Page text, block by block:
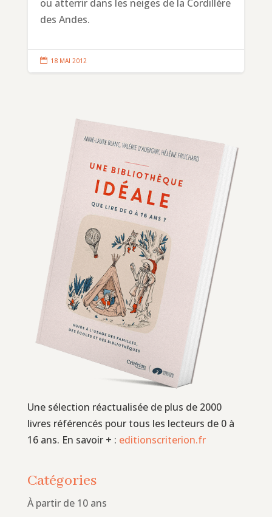
ou atterrir dans les neiges de la Cordillère
des Andes.
 18 MAI 2012
Une sélection réactualisée de plus de 2000
livres référencés pour tous les lecteurs de 0 à
16 ans. En savoir + : editionscriterion.fr
Catégories
À partir de 10 ans